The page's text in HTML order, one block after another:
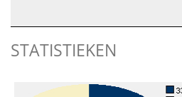
STATISTIEKEN